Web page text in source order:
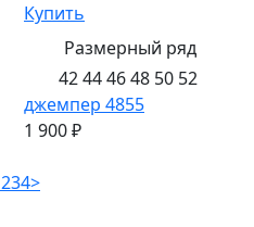
Купить
Размерный ряд
42 44 46 48 50 52
джемпер 4855
1 900 ₽
234>